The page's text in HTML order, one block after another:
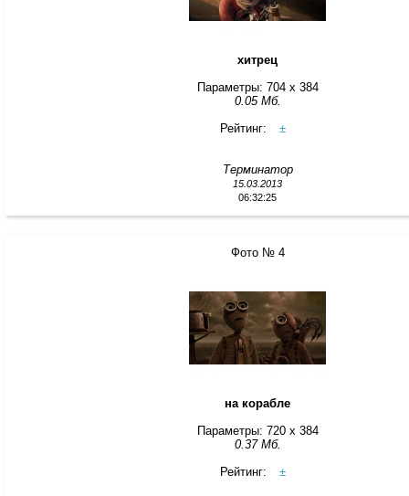
хитрец
Параметры: 704 x 384
0.05 Мб.
Рейтинг:
±
Терминатор
15.03.2013
06:32:25
Фото № 4
на корабле
Параметры: 720 x 384
0.37 Мб.
Рейтинг:
±